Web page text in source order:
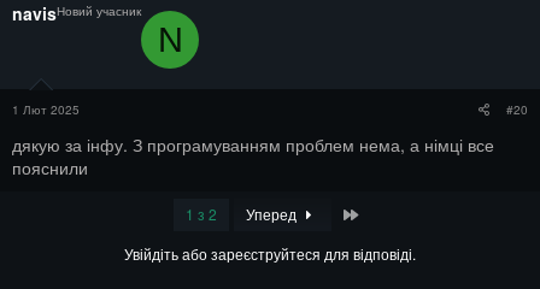
navisНовий учасник
N
1 Лют 2025 #20
дякую за інфу. З програмуванням проблем нема, а німці все
пояснили
1 з 2 Уперед
Last
Увійдіть або зареєструйтеся для відповіді.